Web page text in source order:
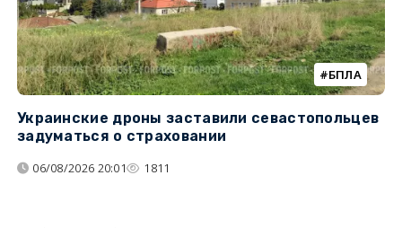
БПЛА
Украинские дроны заставили севастопольцев
задуматься о страховании
06/08/2026 20:01 1811